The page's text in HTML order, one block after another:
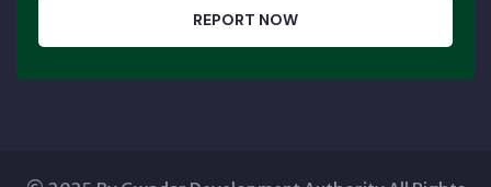
REPORT NOW